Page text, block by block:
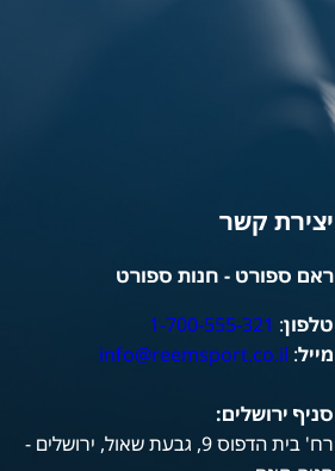
יצירת קשר
ראם ספורט - חנות ספורט
טלפון:
1-700-555-321
מייל:
info@reemsport.co.il
סניף ירושלים:
רח' בית הדפוס 9, גבעת שאול, ירושלים -